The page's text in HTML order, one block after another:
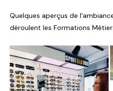
Quelques aperçus de
déroulent les Formations